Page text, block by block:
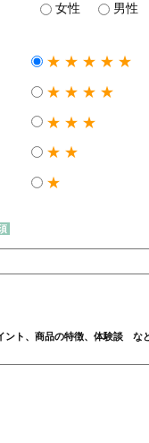
女性 男性
★★★★★
★★★★
★★★
★★
★
ント、商品の特徴、体験談 な